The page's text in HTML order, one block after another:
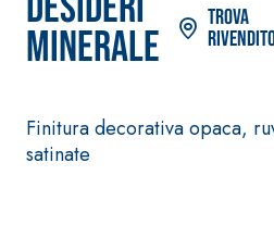
MINERALE
Trova
Finitura decorativa opaca,
satinate
Sistema POSA PAVIMENTI E
RIVESTIMENTI